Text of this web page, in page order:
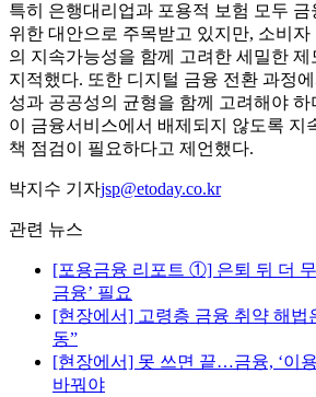
특히 은행대리업과 포용적 보험 모두 금
위한 대안으로 주목받고 있지만, 소비자
의 지속가능성을 함께 고려한 세밀한
지적했다. 또한 디지털 금융 전환 과정
성과 공공성의 균형을 함께 고려해야
이 금융서비스에서 배제되지 않도록 지
책 점검이 필요하다고 제언했다.
박지수 기자jsp@etoday.co.kr
관련 뉴스
[포용금융 리포트 ①] 은퇴 뒤 더
금융’ 필요
[현장에서] 고령층 금융 취약 해법
동”
[현장에서] 못 쓰면 끝…금융, ‘이
바꿔야